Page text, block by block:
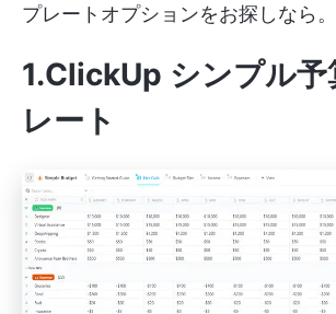
プレートオプションをお探しなら。
1.ClickUp シンプル予
レート